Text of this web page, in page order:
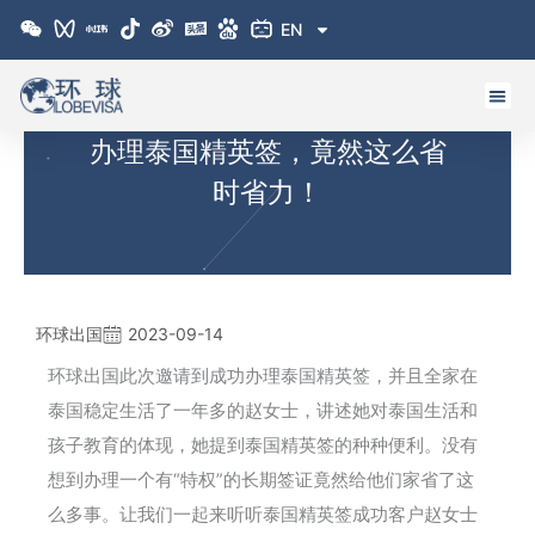
EN
办理泰国精英签，竟然这么省
时省力！
环球出国 2023-09-14
环球出国此次邀请到成功办理泰国精英签，并且全家在
泰国稳定生活了一年多的赵女士，讲述她对泰国生活和
孩子教育的体现，她提到泰国精英签的种种便利。没有
想到办理一个有“特权”的长期签证竟然给他们家省了这
么多事。让我们一起来听听泰国精英签成功客户赵女士